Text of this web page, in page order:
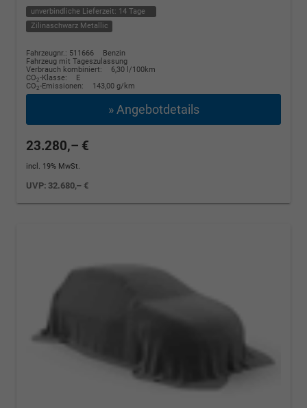
unverbindliche Lieferzeit: 14 Tage
Zilinaschwarz Metallic
Fahrzeugnr.: 511666
Benzin
Fahrzeug mit Tageszulassung
Verbrauch kombiniert:
6,30 l/100km
CO2-Klasse:
E
CO2-Emissionen: 143,00 g/km
» Angebotdetails
23.280,– €
incl. 19% MwSt.
UVP: 32.680,– €